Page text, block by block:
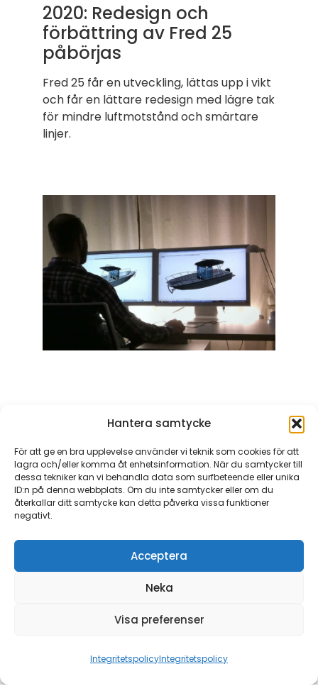
Hantera samtycke
För att ge en bra upplevelse använder vi teknik som cookies för att
lagra och/eller komma åt enhetsinformation. När du samtycker till
dessa tekniker kan vi behandla data som surfbeteende eller unika
ID:n på denna webbplats. Om du inte samtycker eller om du
återkallar ditt samtycke kan detta påverka vissa funktioner
negativt.
Acceptera
Neka
Visa preferenser
IntegritetspolicyIntegritetspolicy
2020: Redesign och
förbättring av Fred 25
påbörjas
Fred 25 får en utveckling, lättas upp i vikt
och får en lättare redesign med lägre tak
för mindre luftmotstånd och smärtare
linjer.
2023: Första uppdaterade
Fred 25 Cabin levereras
2023 lanseras den uppdaterade
versionen av Fred 25. Lättare, snabbare